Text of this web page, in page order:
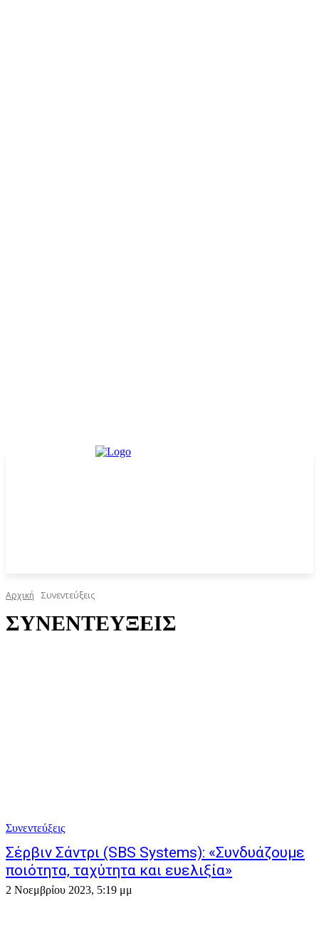
Αρχική Συνεντεύξεις
ΣΥΝΕΝΤΕΎΞΕΙΣ
Συνεντεύξεις
Σέρβιν Σάντρι (SBS Systems): «Συνδυάζουμε
ποιότητα, ταχύτητα και ευελιξία»
2 Νοεμβρίου 2023, 5:19 μμ